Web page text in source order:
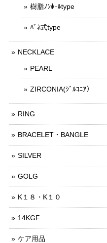
樹脂ﾉﾝﾎｰﾙtype
ﾊﾞﾈ式type
NECKLACE
PEARL
ZIRCONIA(ｼﾞﾙｺﾆｱ）
RING
BRACELET・BANGLE
SILVER
GOLG
K１８・K１０
14KGF
ケア用品